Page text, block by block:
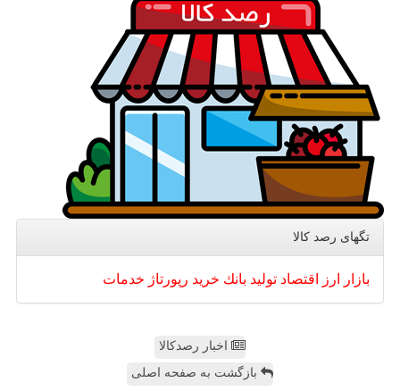
تگهای رصد كالا
بازار ارز اقتصاد تولید بانك خرید رپورتاژ خدمات
اخبار رصدکالا
بازگشت به صفحه اصلی